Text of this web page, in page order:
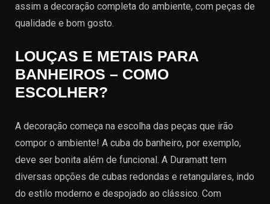
assim a decoração completa do ambiente, com peças de
qualidade e bom gosto.
LOUÇAS E METAIS PARA
BANHEIROS – COMO
ESCOLHER?
A decoração começa na escolha das peças que irão
compor o ambiente! A cuba do banheiro, por exemplo,
deve ser bonita além de funcional. A Duramatt tem
diversas opções de cubas redondas e retangulares, indo
do estilo moderno e despojado ao clássico. Com